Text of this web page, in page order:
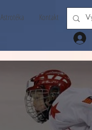
Astrotéka Kontakt